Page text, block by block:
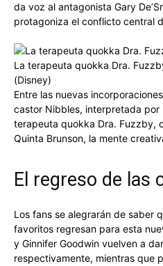
da voz al antagonista Gary
protagoniza el conflicto central
La terapeuta quokka Dra.
(Disney)
Entre las nuevas
castor Nibbles, interpretada por
terapeuta quokka Dra. Fuzzby,
Quinta Brunson, la mente
El regreso de las
Los fans se alegrarán de saber
favoritos regresan para esta
y Ginnifer Goodwin vuelven a
respectivamente, mientras que